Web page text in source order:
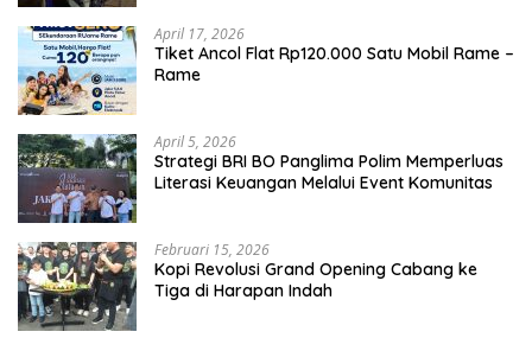
April 17, 2026
Tiket Ancol Flat Rp120.000 Satu Mobil Rame –
Rame
April 5, 2026
​Strategi BRI BO Panglima Polim Memperluas
Literasi Keuangan Melalui Event Komunitas
Februari 15, 2026
Kopi Revolusi Grand Opening Cabang ke
Tiga di Harapan Indah